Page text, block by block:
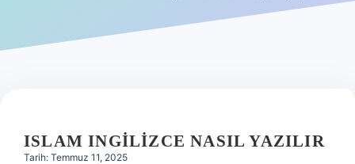
Hakkımızda
ISLAM INGILIZCE NASIL YAZILIR
Tarih: Temmuz 11, 2025